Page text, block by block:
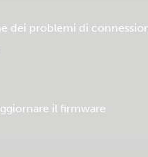
dei problemi di
il firmware